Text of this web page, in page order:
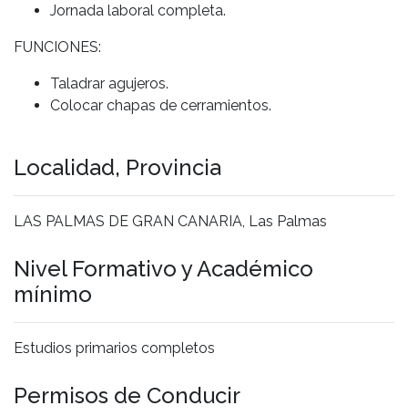
Jornada laboral completa.
FUNCIONES:
Taladrar agujeros.
Colocar chapas de cerramientos.
Localidad, Provincia
LAS PALMAS DE GRAN CANARIA, Las Palmas
Nivel Formativo y Académico
mínimo
Estudios primarios completos
Permisos de Conducir